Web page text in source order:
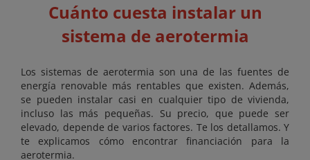
Cuánto cuesta instalar un
sistema de aerotermia
Los sistemas de aerotermia son una de las fuentes de
energía renovable más rentables que existen. Además,
se pueden instalar casi en cualquier tipo de vivienda,
incluso las más pequeñas. Su precio, que puede ser
elevado, depende de varios factores. Te los detallamos. Y
te explicamos cómo encontrar financiación para la
aerotermia.